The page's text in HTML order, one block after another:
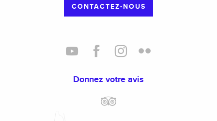
CONTACTEZ-NOUS
Donnez votre avis